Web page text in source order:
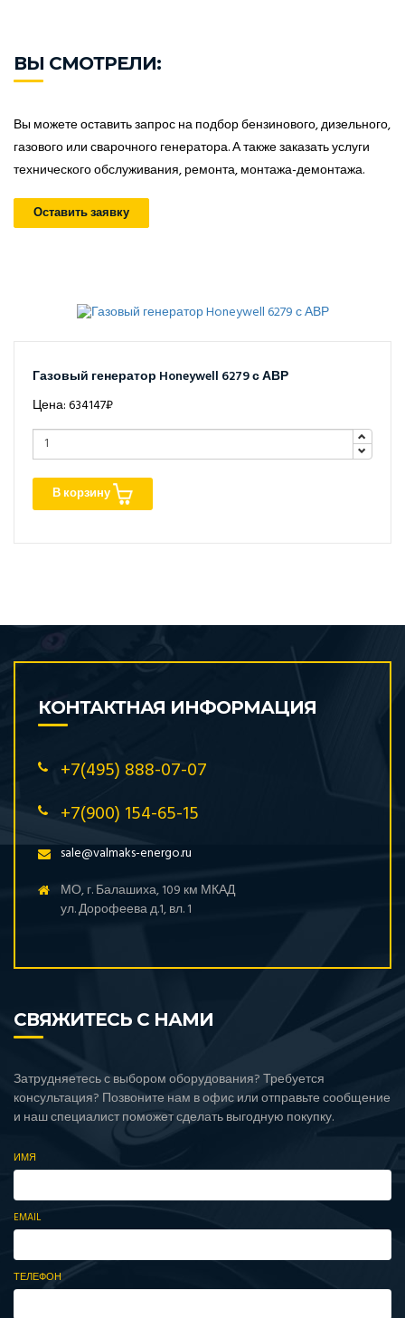
ВЫ СМОТРЕЛИ:
Вы можете оставить запрос на подбор бензинового, дизельного,
газового или сварочного генератора. А также заказать услуги
технического обслуживания, ремонта, монтажа-демонтажа.
Оставить заявку
Газовый генератор Honeywell 6279 с АВР
Цена: 634147₽
В корзину
КОНТАКТНАЯ ИНФОРМАЦИЯ
+7(495) 888-07-07
+7(900) 154-65-15
sale@valmaks-energo.ru
МО, г. Балашиха, 109 км МКАД
ул. Дорофеева д.1, вл. 1
СВЯЖИТЕСЬ С НАМИ
Затрудняетесь с выбором оборудования? Требуется
консультация? Позвоните нам в офис или отправьте сообщение
и наш специалист поможет сделать выгодную покупку.
ИМЯ
EMAIL
ТЕЛЕФОН